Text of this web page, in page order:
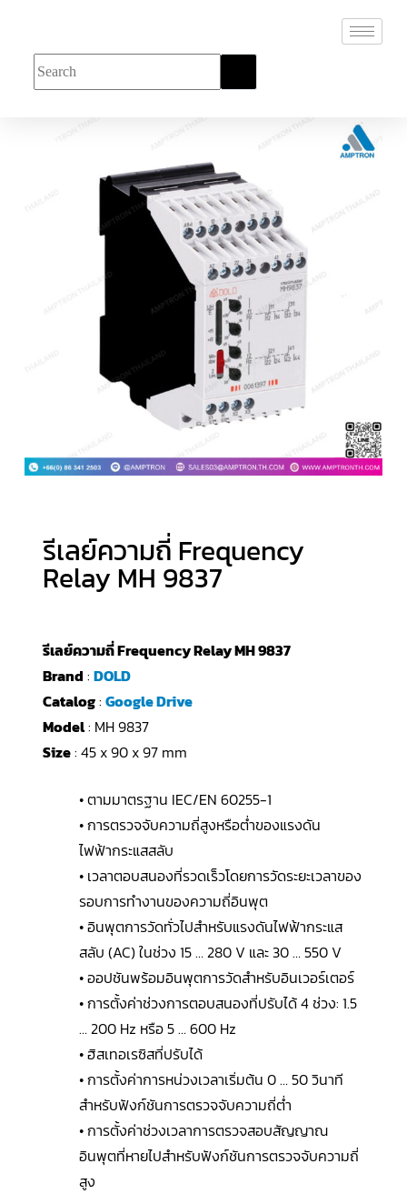
รีเลย์ความถี่ Frequency
Relay MH 9837
รีเลย์ความถี่ Frequency Relay MH 9837
Brand : DOLD
Catalog: Google Drive
Model: MH 9837
Size: 45 x 90 x 97 mm
• ตามมาตรฐาน IEC/EN 60255-1
• การตรวจจับความถี่สูงหรือต่ำของแรงดัน
ไฟฟ้ากระแสสลับ
• เวลาตอบสนองที่รวดเร็วโดยการวัดระยะเวลาของ
รอบการทำงานของความถี่อินพุต
• อินพุตการวัดทั่วไปสำหรับแรงดันไฟฟ้ากระแส
สลับ (AC) ในช่วง 15 … 280 V และ 30 … 550 V
• ออปชันพร้อมอินพุตการวัดสำหรับอินเวอร์เตอร์
• การตั้งค่าช่วงการตอบสนองที่ปรับได้ 4 ช่วง: 1.5
… 200 Hz หรือ 5 … 600 Hz
• ฮิสเทอเรซิสที่ปรับได้
• การตั้งค่าการหน่วงเวลาเริ่มต้น 0 … 50 วินาที
สำหรับฟังก์ชันการตรวจจับความถี่ต่ำ
• การตั้งค่าช่วงเวลาการตรวจสอบสัญญาณ
อินพุตที่หายไปสำหรับฟังก์ชันการตรวจจับความถี่
สูง